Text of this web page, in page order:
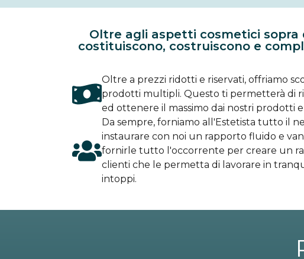
Oltre agli aspetti cosmetici
costituiscono, costruiscono e
Oltre a prezzi ridotti e riservati, offriamo
prodotti multipli. Questo ti permetterà di
ed ottenere il massimo dai nostri prodotti e
Da sempre, forniamo all'Estetista tutto il
instaurare con noi un rapporto fluido e
fornirle tutto l'occorrente per creare un
clienti che le permetta di lavorare in
intoppi.